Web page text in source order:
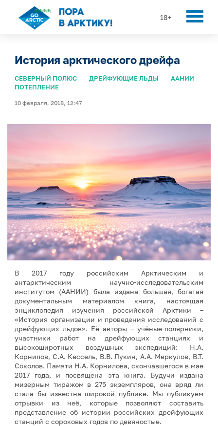
18+
История арктического дрейфа
СЕВЕРНЫЙ ПОЛЮС ДРЕЙФУЮЩИЕ ЛЬДЫ
ААНИИ
ПОТЕПЛЕНИЕ
10 февраля, 2018, 12:47
В 2017 году российским Арктическим и
антарктическим научно-исследовательским
институтом (ААНИИ) была издана большая, богатая
документальным материалом книга, настоящая
энциклопедия изучения российской Арктики –
«История организации и проведения исследований с
дрейфующих льдов». Её авторы – учёные-полярники,
участники работ на дрейфующих станциях и
высокоширотных воздушных экспедиций: Н.А.
Корнилов, С.А. Кессель, В.В. Лукин, А.А. Меркулов, В.Т.
Соколов. Памяти Н.А. Корнилова, скончавшегося в мае
2017 года, и посвящена эта книга. Будучи издана
мизерным тиражом в 275 экземпляров, она вряд ли
стала бы известна широкой публике. Мы публикуем
отрывки из неё, которые позволяют составить
представление об истории российских дрейфующих
станций с сороковых годов по девяностые.